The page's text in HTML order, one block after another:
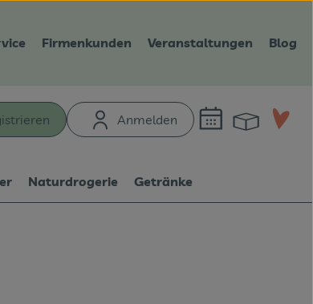
Firmenkunden Veranstaltungen Blog
Anmelden
Naturdrogerie Getränke